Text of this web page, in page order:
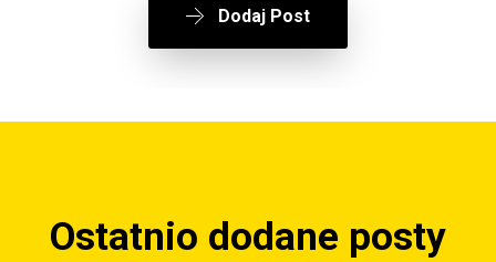
Dodaj Post
Ostatnio dodane posty